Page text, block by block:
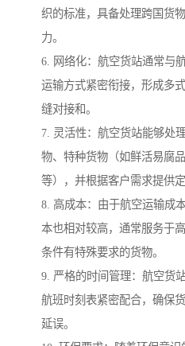
织的标准，具备处理跨国货
力。
6. 网络化：航空货站通常与
运输方式紧密衔接，形成多
缝对接和。
7. 灵活性：航空货站能够处
物、特种货物（如鲜活易腐
等），并根据客户需求提供定
8. 高成本：由于航空运输成
本也相对较高，通常服务于
条件有特殊要求的货物。
9. 严格的时间管理：航空货
航班时刻表紧密配合，确保
延误。